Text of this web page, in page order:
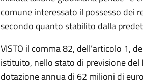
comune interessato il possesso dei
secondo quanto stabilito dalla
VISTO il comma 82, dell’articolo 1,
istituito, nello stato di previsione
dotazione annua di 62 milioni di